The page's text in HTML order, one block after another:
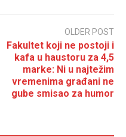
OLDER POST
Fakultet koji ne postoji i
kafa u haustoru za 4,5
marke: Ni u najtežim
vremenima građani ne
gube smisao za humor